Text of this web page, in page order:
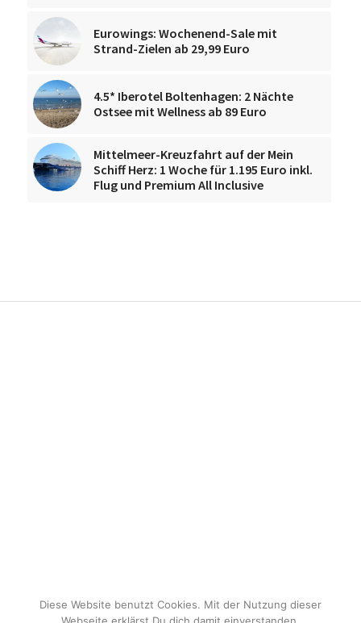
Eurowings: Wochenend-Sale mit
Strand-Zielen ab 29,99 Euro
4.5* Iberotel Boltenhagen: 2 Nächte
Ostsee mit Wellness ab 89 Euro
Mittelmeer-Kreuzfahrt auf der Mein
Schiff Herz: 1 Woche für 1.195 Euro inkl.
Flug und Premium All Inclusive
Diese Website benutzt Cookies. Mit der Nutzung dieser